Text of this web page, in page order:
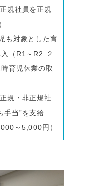
規社員を正規
も対象とした育
（R1～R2:２
育児休業の取
規・非正規社
手当”を支給
～5,000円）